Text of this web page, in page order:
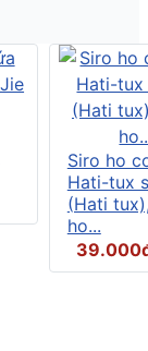
Siro ho
Hati-tux
(Hati
ho...